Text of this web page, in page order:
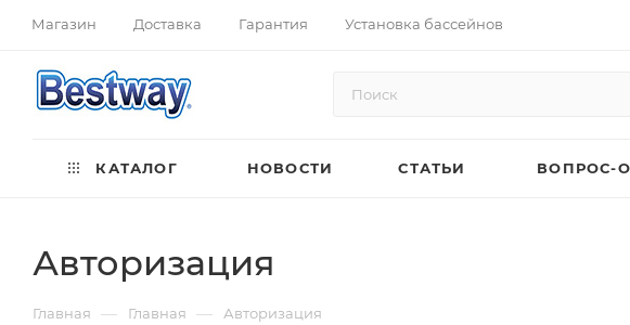
Магазин Доставка Гарантия Установка бассейнов
КАТАЛОГ НОВОСТИ СТАТЬИ ВОПРОС-
Авторизация
Главная — Главная — Авторизация